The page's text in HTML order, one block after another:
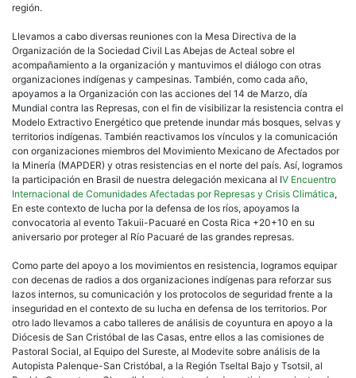
región.
Llevamos a cabo diversas reuniones con la Mesa Directiva de la
Organización de la Sociedad Civil Las Abejas de Acteal sobre el
acompañamiento a la organización y mantuvimos el diálogo con otras
organizaciones indígenas y campesinas. También, como cada año,
apoyamos a la Organización con las acciones del 14 de Marzo, día
Mundial contra las Represas, con el fin de visibilizar la resistencia contra el
Modelo Extractivo Energético que pretende inundar más bosques, selvas y
territorios indígenas. También reactivamos los vínculos y la comunicación
con organizaciones miembros del Movimiento Mexicano de Afectados por
la Minería (MAPDER) y otras resistencias en el norte del país. Así, logramos
la participación en Brasil de nuestra delegación mexicana al IV Encuentro
Internacional de Comunidades Afectadas por Represas y Crisis Climática,
En este contexto de lucha por la defensa de los ríos, apoyamos la
convocatoria al evento Takuii-Pacuaré en Costa Rica +20+10 en su
aniversario por proteger al Río Pacuaré de las grandes represas.
Como parte del apoyo a los movimientos en resistencia, logramos equipar
con decenas de radios a dos organizaciones indígenas para reforzar sus
lazos internos, su comunicación y los protocolos de seguridad frente a la
inseguridad en el contexto de su lucha en defensa de los territorios. Por
otro lado llevamos a cabo talleres de análisis de coyuntura en apoyo a la
Diócesis de San Cristóbal de las Casas, entre ellos a las comisiones de
Pastoral Social, al Equipo del Sureste, al Modevite sobre análisis de la
Autopista Palenque-San Cristóbal, a la Región Tseltal Bajo y Tsotsil, al